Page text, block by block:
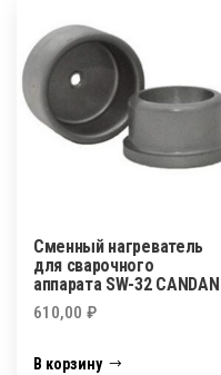
Сменный нагреватель
для сварочного
аппарата SW-32 CANDAN
610,00 ₽
В корзину